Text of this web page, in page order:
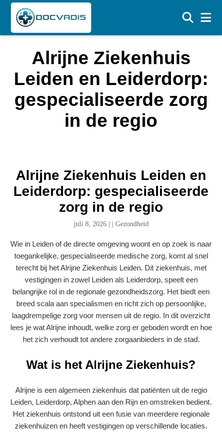
Alrijne Ziekenhuis
Leiden en Leiderdorp:
gespecialiseerde zorg
in de regio
Alrijne Ziekenhuis Leiden en
Leiderdorp: gespecialiseerde
zorg in de regio
juli 8, 2026| Gezondheid
Wie in Leiden of de directe omgeving woont en op zoek is naar
toegankelijke, gespecialiseerde medische zorg, komt al snel
terecht bij het Alrijne Ziekenhuis Leiden. Dit ziekenhuis, met
vestigingen in zowel Leiden als Leiderdorp, speelt een
belangrijke rol in de regionale gezondheidszorg. Het biedt een
breed scala aan specialismen en richt zich op persoonlijke,
laagdrempelige zorg voor mensen uit de regio. In dit overzicht
lees je wat Alrijne inhoudt, welke zorg er geboden wordt en hoe
het zich verhoudt tot andere zorgaanbieders in de stad.
Wat is het Alrijne Ziekenhuis?
Alrijne is een algemeen ziekenhuis dat patiënten uit de regio
Leiden, Leiderdorp, Alphen aan den Rijn en omstreken bedient.
Het ziekenhuis ontstond uit een fusie van meerdere regionale
ziekenhuizen en heeft vestigingen op verschillende locaties.